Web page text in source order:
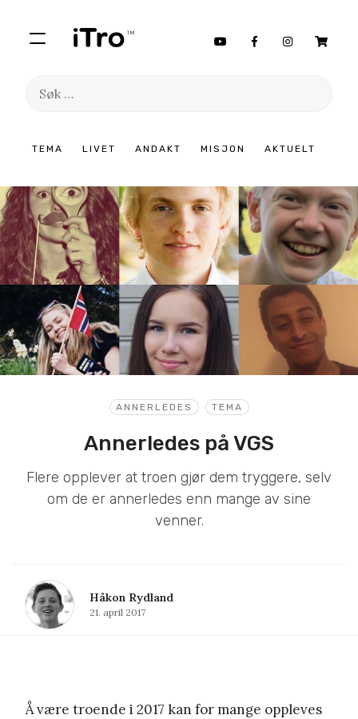
TEMA LIVET ANDAKT MISJON AKTUELT
Søk
innhold
ANNERLEDES TEMA
Annerledes på VGS
Flere opplever at troen gjør dem tryggere, selv
om de er annerledes enn mange av sine
venner.
Håkon Rydland
21. april 2017
Å være troende i 2017 kan for mange oppleves